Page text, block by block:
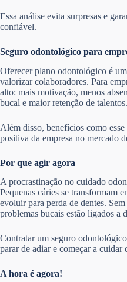
Essa análise evita surpresas e
confiável.
Seguro odontológico para
Oferecer plano odontológico é
valorizar colaboradores. Para
alto: mais motivação, menos
bucal e maior retenção de talentos.
Além disso, benefícios como
positiva da empresa no mercado
Por que agir agora
A procrastinação no cuidado
Pequenas cáries se transformam
evoluir para perda de dentes.
problemas bucais estão ligados a
Contratar um seguro
parar de adiar e começar a cuidar
A hora é agora!